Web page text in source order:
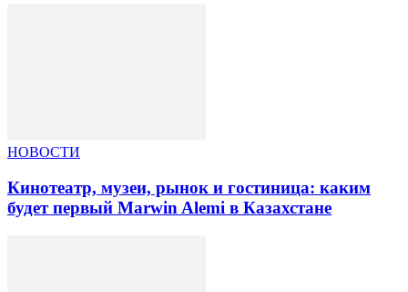
НОВОСТИ
Кинотеатр, музеи, рынок и гостиница: каким
будет первый Marwin Alemi в Казахстане